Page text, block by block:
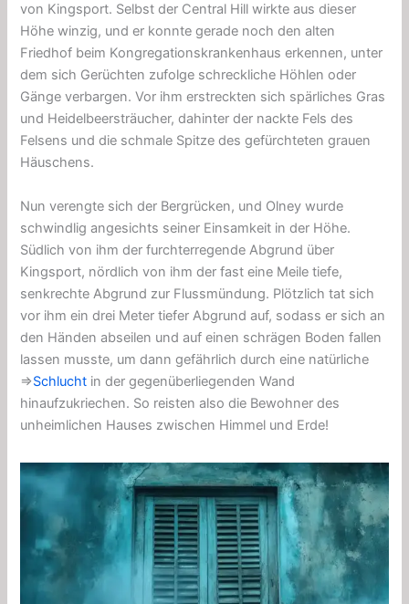
von Kingsport. Selbst der Central Hill wirkte aus dieser
Höhe winzig, und er konnte gerade noch den alten
Friedhof beim Kongregationskrankenhaus erkennen, unter
dem sich Gerüchten zufolge schreckliche Höhlen oder
Gänge verbargen. Vor ihm erstreckten sich spärliches Gras
und Heidelbeersträucher, dahinter der nackte Fels des
Felsens und die schmale Spitze des gefürchteten grauen
Häuschens.
Nun verengte sich der Bergrücken, und Olney wurde
schwindlig angesichts seiner Einsamkeit in der Höhe.
Südlich von ihm der furchterregende Abgrund über
Kingsport, nördlich von ihm der fast eine Meile tiefe,
senkrechte Abgrund zur Flussmündung. Plötzlich tat sich
vor ihm ein drei Meter tiefer Abgrund auf, sodass er sich an
den Händen abseilen und auf einen schrägen Boden fallen
lassen musste, um dann gefährlich durch eine natürliche
⇒Schlucht in der gegenüberliegenden Wand
hinaufzukriechen. So reisten also die Bewohner des
unheimlichen Hauses zwischen Himmel und Erde!